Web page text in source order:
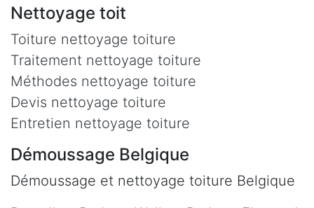
Nettoyage toit
Toiture nettoyage toiture
Traitement nettoyage toiture
Méthodes nettoyage toiture
Devis nettoyage toiture
Entretien nettoyage toiture
Démoussage Belgique
Démoussage et nettoyage toiture Belgique